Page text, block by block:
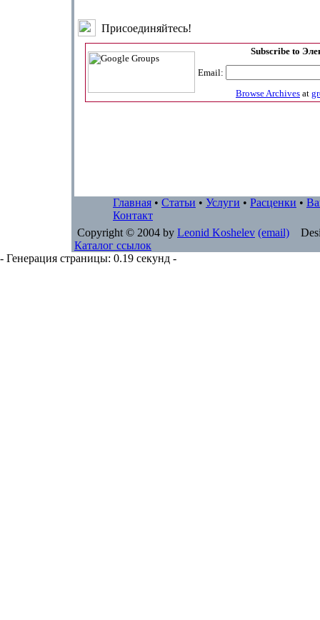
Присоединяйтесь!
Subscribe to
Email:
Browse Archives at
Главная • Статьи • Услуги • Расценки •
Контакт
Copyright © 2004 by Leonid Koshelev (email)
Каталог ссылок
- Генерация страницы: 0.19 секунд -